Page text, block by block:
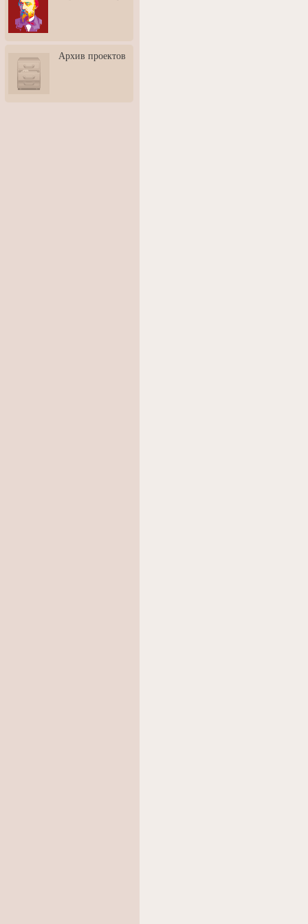
3: Обусловленности
человека и их влияние на
карьеру
скульптором Дмитрием
Тугариновым
АртБульвар в День города
Архив проектов